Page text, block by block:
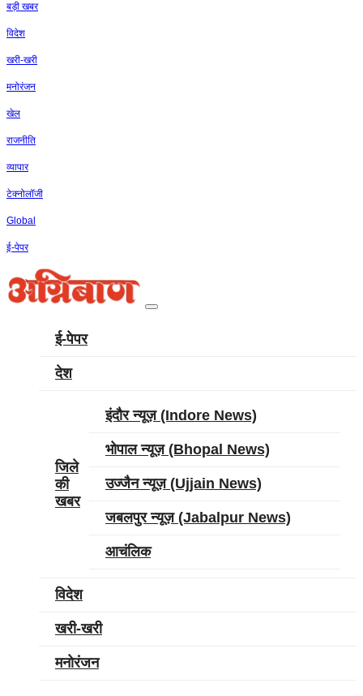
बड़ी खबर
विदेश
खरी-खरी
मनोरंजन
खेल
राजनीति
व्‍यापार
टेक्‍नोलॉजी
Global
ई-पेपर
ई-पेपर
देश
जिले
की
खबर
इंदौर न्यूज़ (Indore News)
भोपाल न्यूज़ (Bhopal News)
उज्‍जैन न्यूज़ (Ujjain News)
जबलपुर न्यूज़ (Jabalpur News)
आचंलिक
विदेश
खरी-खरी
मनोरंजन